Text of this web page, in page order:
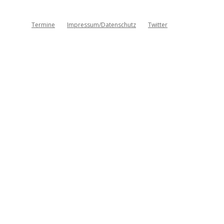
Termine Impressum/Datenschutz Twitter